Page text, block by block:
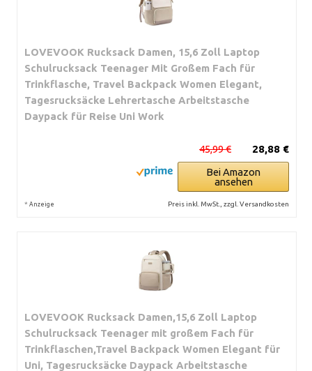
LOVEVOOK Rucksack Damen, 15,6 Zoll Laptop
Schulrucksack Teenager Mit Großem Fach für
Trinkflasche, Travel Backpack Women Elegant,
Tagesrucksäcke Lehrertasche Arbeitstasche
Daypack für Reise Uni Work
28,88 €
45,99 €
Bei Amazon
ansehen
* Anzeige Preis inkl. MwSt., zzgl. Versandkosten
LOVEVOOK Rucksack Damen,15,6 Zoll Laptop
Schulrucksack Teenager mit großem Fach für
Trinkflaschen,Travel Backpack Women Elegant für
Uni, Tagesrucksäcke Daypack Arbeitstasche